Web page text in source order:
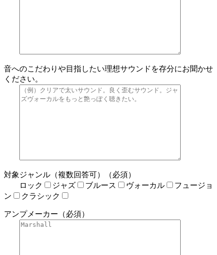
音へのこだわりや目指したい理想サウンドを存分にお聞かせ
ください。
対象ジャンル（複数回答可）（必須）
ロック
ジャズ ブルース ヴォーカル
フュージョ
ン
クラシック
アンプメーカー（必須）